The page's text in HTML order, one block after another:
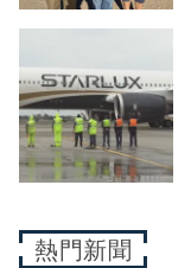
熱門新聞